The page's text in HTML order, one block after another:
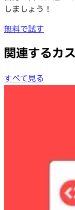
しましょう！
無料で試す
関連するカ
すべて見る